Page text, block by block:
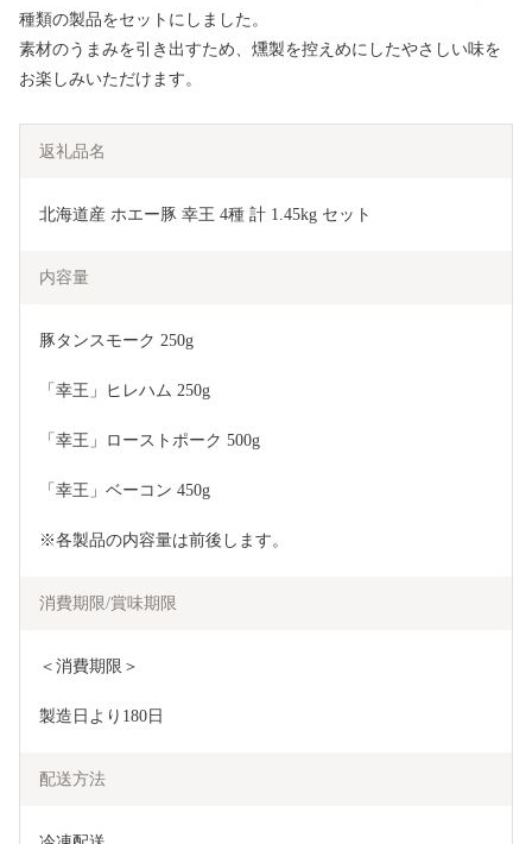
種類の製品をセットにしました。
素材のうまみを引き出すため、燻製を控えめにしたやさしい味を
お楽しみいただけます。
返礼品名
北海道産 ホエー豚 幸王 4種 計 1.45kg セット
内容量
豚タンスモーク 250g
「幸王」ヒレハム 250g
「幸王」ローストポーク 500g
「幸王」ベーコン 450g
※各製品の内容量は前後します。
消費期限/賞味期限
＜消費期限＞
製造日より180日
配送方法